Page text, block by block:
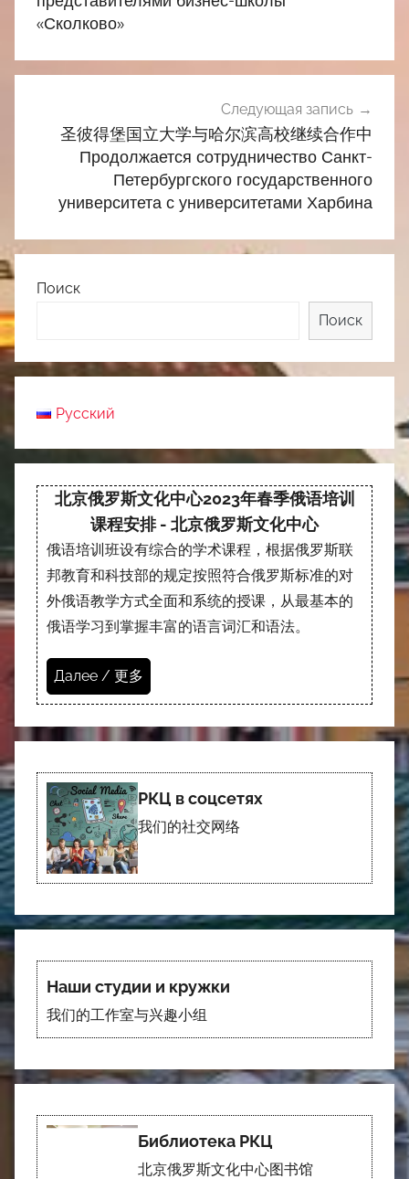
«Сколково»
Следующая запись
圣彼得堡国立大学与哈尔滨高校继续合作中
Продолжается сотрудничество Санкт-
Петербургского государственного
университета с университетами Харбина
Поиск
Поиск
Русский
北京俄罗斯文化中心2023年春季俄语培训
课程安排 - 北京俄罗斯文化中心
俄语培训班设有综合的学术课程，根据俄罗斯联
邦教育和科技部的规定按照符合俄罗斯标准的对
外俄语教学方式全面和系统的授课，从最基本的
俄语学习到掌握丰富的语言词汇和语法。
Далее / 更多
РКЦ в соцсетях
我们的社交网络
Наши студии и кружки
我们的工作室与兴趣小组
Библиотека РКЦ
北京俄罗斯文化中心图书馆